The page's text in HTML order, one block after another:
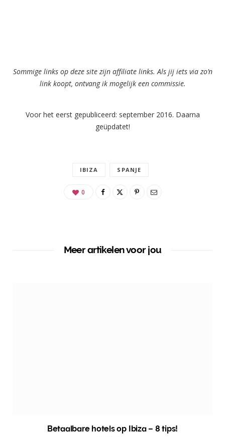
Sommige links op deze site zijn affiliate links. Als jij iets via zo’n
link koopt, ontvang ik mogelijk een commissie.
Voor het eerst gepubliceerd: september 2016. Daarna
geüpdatet!
IBIZA SPANJE
0
Meer artikelen voor jou
Betaalbare hotels op Ibiza – 8 tips!